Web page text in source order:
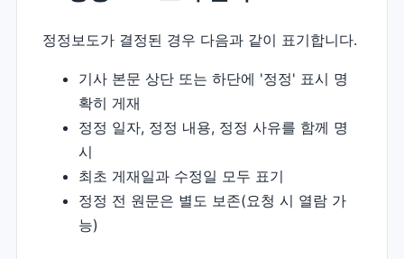
정정보도가 결정된 경우 다음과 같이 표기합니다.
기사 본문 상단 또는 하단에 '정정' 표시 명
확히 게재
정정 일자, 정정 내용, 정정 사유를 함께 명
시
최초 게재일과 수정일 모두 표기
정정 전 원문은 별도 보존(요청 시 열람 가
능)